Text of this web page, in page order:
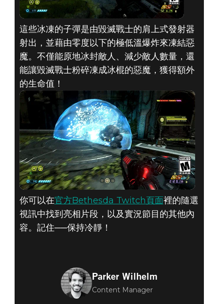
冰封惡魔的毀滅
戰士最新輔助裝
備
這些冰凍的子彈是由毀滅戰士的肩上式發射器
射出，並藉由零度以下的極低溫爆炸來凍結惡
魔。不僅能原地冰封敵人、減少敵人數量，還
能讓毀滅戰士粉碎凍成冰棍的惡魔，獲得額外
的生命值！
你可以在官方Bethesda Twitch頁面裡的隨選
視訊中找到亮相片段，以及實況節目的其他內
容。記住──保持冷靜！
Parker Wilhelm
Content Manager